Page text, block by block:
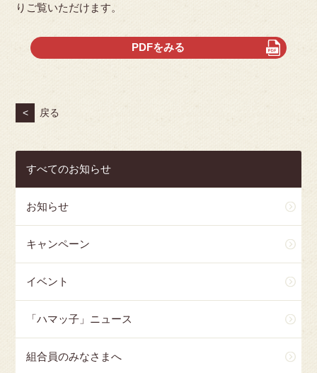
りご覧いただけます。
PDFをみる
< 戻る
すべてのお知らせ
お知らせ
キャンペーン
イベント
「ハマッ子」ニュース
組合員のみなさまへ